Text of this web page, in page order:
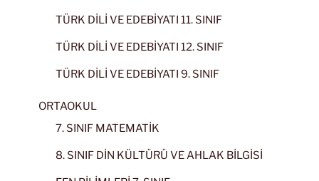
TÜRK DİLİ VE EDEBİYATI 11. SINIF
TÜRK DİLİ VE EDEBİYATI 12. SINIF
TÜRK DİLİ VE EDEBİYATI 9. SINIF
ORTAOKUL
7. SINIF MATEMATİK
8. SINIF DİN KÜLTÜRÜ VE AHLAK BİLGİSİ